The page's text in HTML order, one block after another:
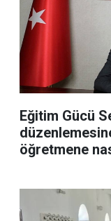
Eğitim Gücü
öğretmene